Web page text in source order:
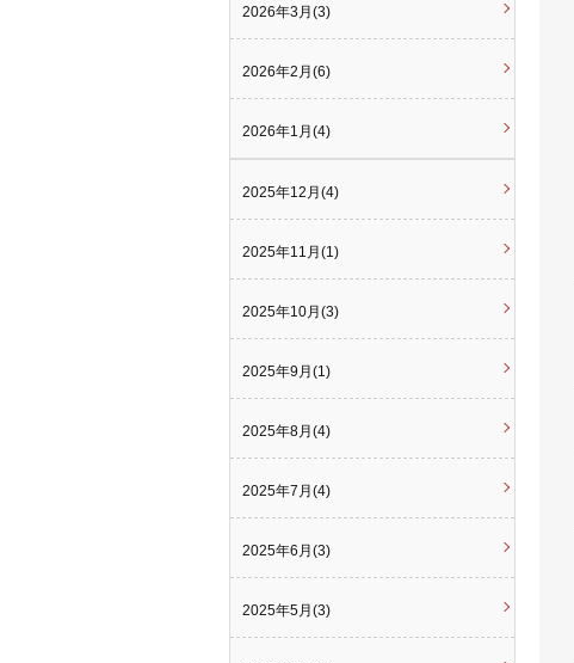
2026年3月(3)
2026年2月(6)
2026年1月(4)
2025年12月(4)
2025年11月(1)
2025年10月(3)
2025年9月(1)
2025年8月(4)
2025年7月(4)
2025年6月(3)
2025年5月(3)